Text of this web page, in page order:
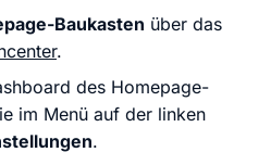
Baukasten über das
.
des Homepage-
im Menü auf der linken
.